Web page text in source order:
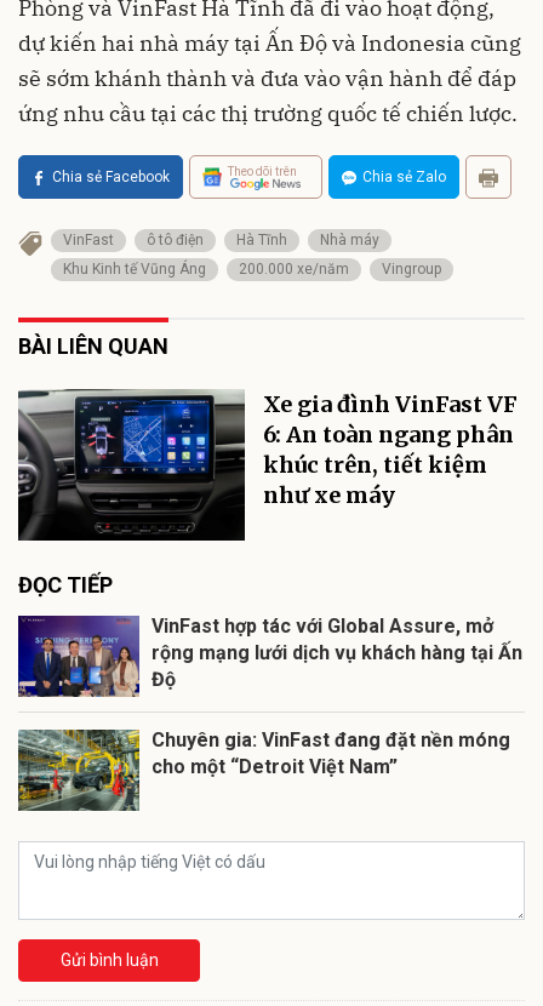
Phòng và VinFast Hà Tĩnh đã đi vào hoạt động,
dự kiến hai nhà máy tại Ấn Độ và Indonesia cũng
sẽ sớm khánh thành và đưa vào vận hành để đáp
ứng nhu cầu tại các thị trường quốc tế chiến lược.
Chia sẻ Facebook Theo dõi trên Chia sẻ Zalo
VinFast ô tô điện Hà Tĩnh
Nhà máy
Khu Kinh tế Vũng Áng
200.000 xe/năm Vingroup
BÀI LIÊN QUAN
Xe gia đình VinFast VF
6: An toàn ngang phân
khúc trên, tiết kiệm
như xe máy
ĐỌC TIẾP
VinFast hợp tác với Global Assure, mở
rộng mạng lưới dịch vụ khách hàng tại Ấn
Độ
Chuyên gia: VinFast đang đặt nền móng
cho một “Detroit Việt Nam”
Gửi bình luận